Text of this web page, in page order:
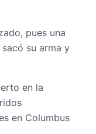
pues una
su arma y
en la
en Columbus